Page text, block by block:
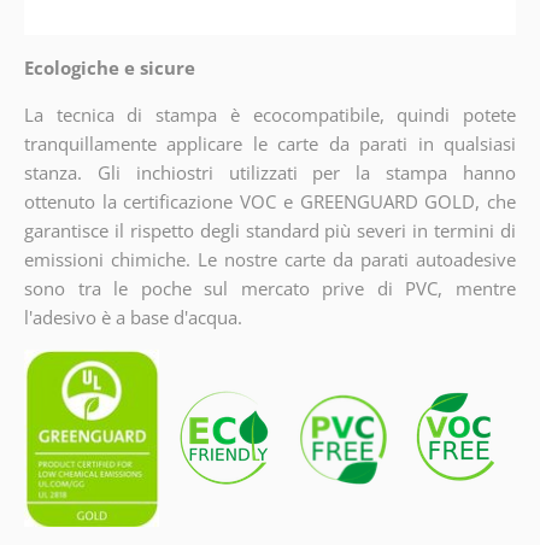
Ecologiche e sicure
La tecnica di stampa è ecocompatibile, quindi potete
tranquillamente applicare le carte da parati in qualsiasi
stanza. Gli inchiostri utilizzati per la stampa hanno
ottenuto la certificazione VOC e GREENGUARD GOLD, che
garantisce il rispetto degli standard più severi in termini di
emissioni chimiche. Le nostre carte da parati autoadesive
sono tra le poche sul mercato prive di PVC, mentre
l'adesivo è a base d'acqua.